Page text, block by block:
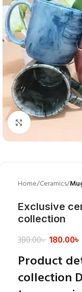
Click to enlarge
Home Ceramics
Exclusive
collection
380.00৳ 180.00৳
Product
collection